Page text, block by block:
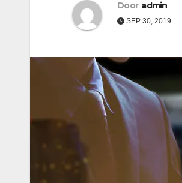
Door admin
SEP 30, 2019